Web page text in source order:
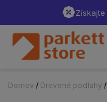
Získajte
Domov / Drevené podlahy /